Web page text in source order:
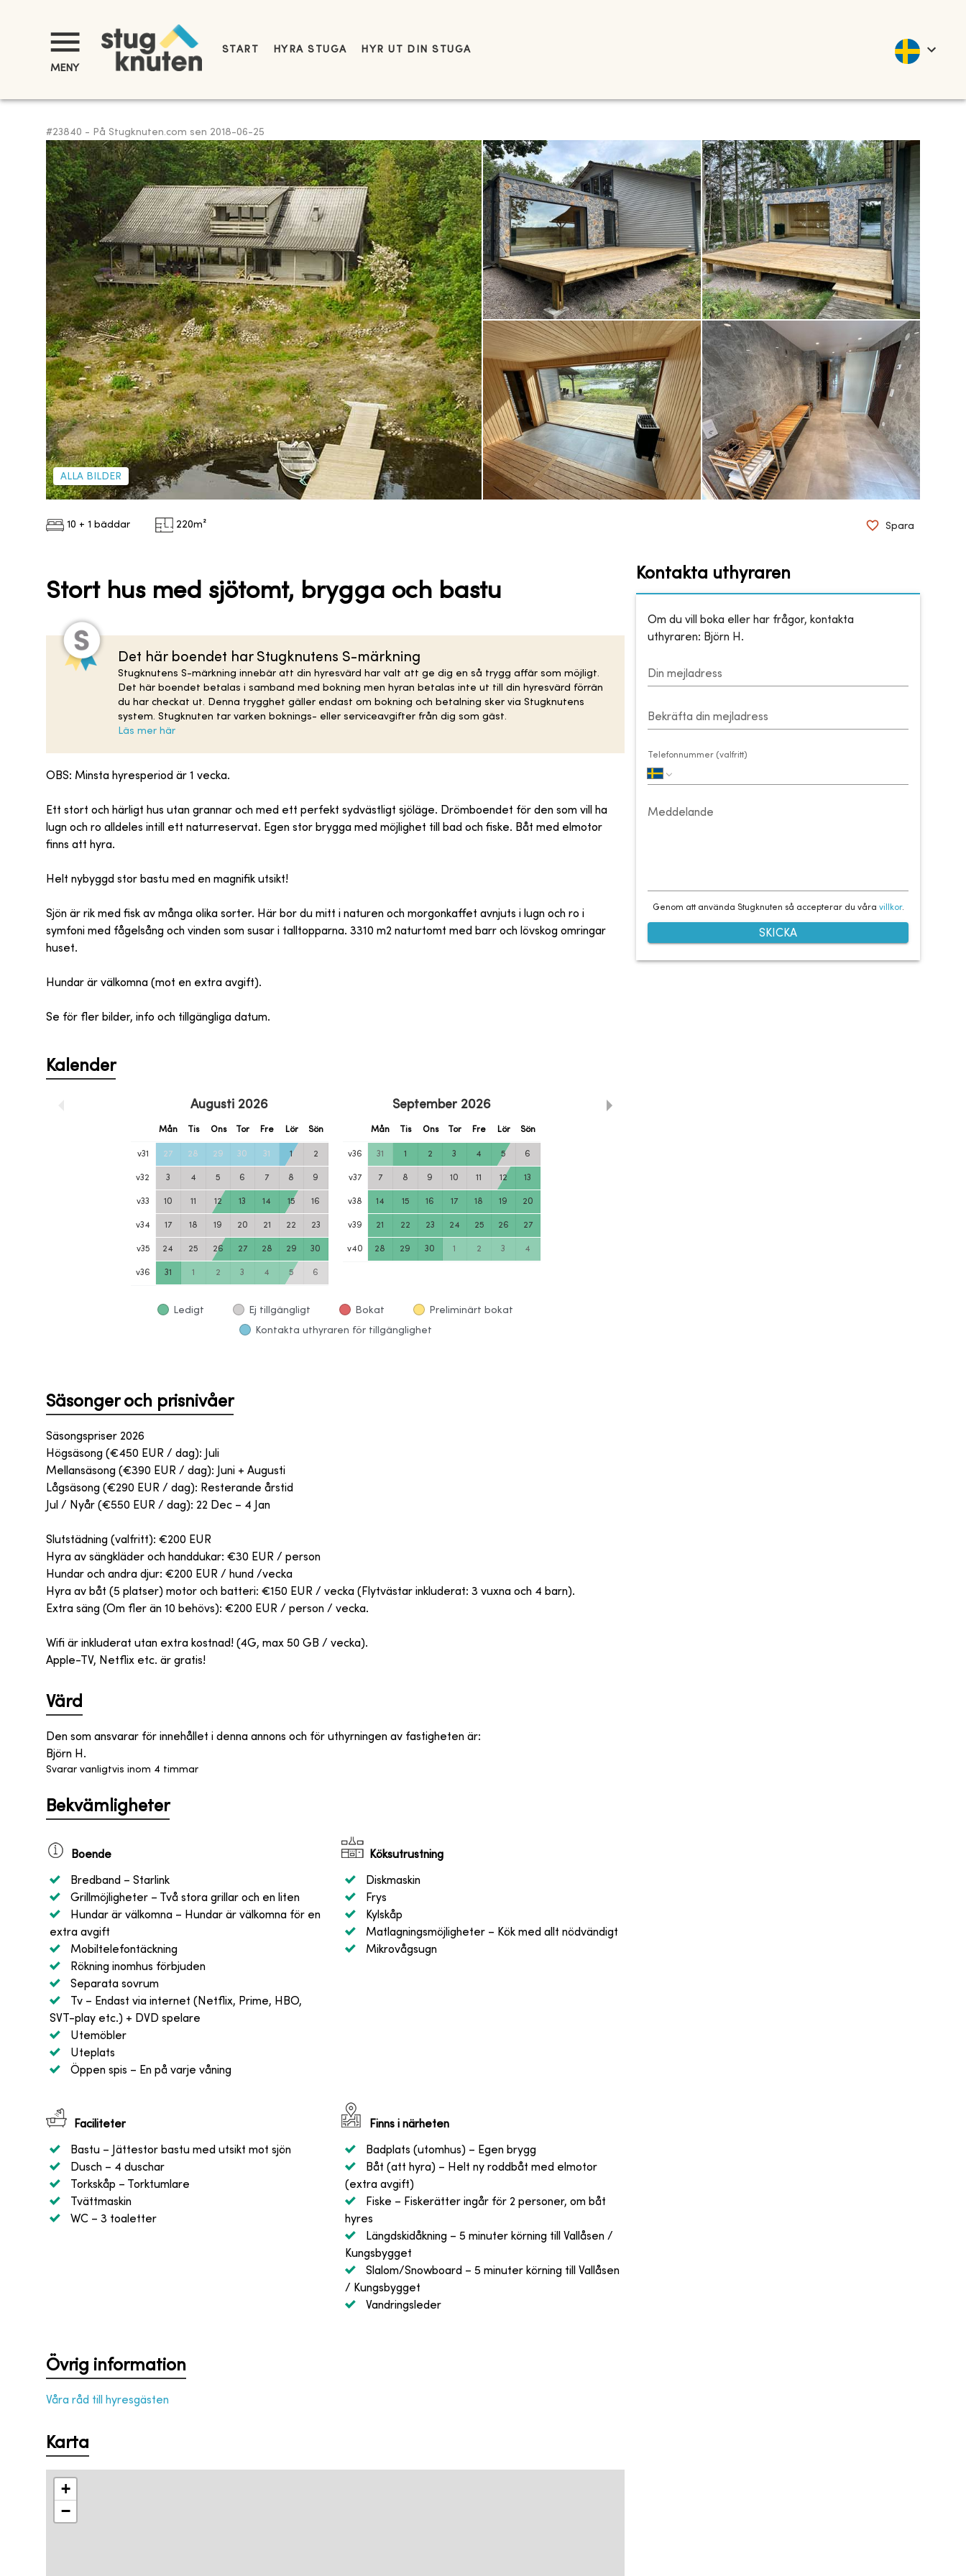
MENY
START HYRA STUGA HYR UT DIN STUGA
#23840 - På Stugknuten.com sen 2018-06-25
ALLA BILDER
10 + 1 bäddar 220m² Spara
Stort hus med sjötomt, brygga och bastu
Det här boendet har Stugknutens S-märkning
Stugknutens S-märkning innebär att din hyresvärd har valt att ge dig en så trygg affär som möjligt.
Det här boendet betalas i samband med bokning men hyran betalas inte ut till din hyresvärd förrän
du har checkat ut. Denna trygghet gäller endast om bokning och betalning sker via Stugknutens
system. Stugknuten tar varken boknings- eller serviceavgifter från dig som gäst.
Läs mer här
OBS: Minsta hyresperiod är 1 vecka.
Ett stort och härligt hus utan grannar och med ett perfekt sydvästligt sjöläge. Drömboendet för den som vill ha
lugn och ro alldeles intill ett naturreservat. Egen stor brygga med möjlighet till bad och fiske. Båt med elmotor
finns att hyra.
Helt nybyggd stor bastu med en magnifik utsikt!
Sjön är rik med fisk av många olika sorter. Här bor du mitt i naturen och morgonkaffet avnjuts i lugn och ro i
symfoni med fågelsång och vinden som susar i talltopparna. 3310 m2 naturtomt med barr och lövskog omringar
huset.
Hundar är välkomna (mot en extra avgift).
Se för fler bilder, info och tillgängliga datum.
Kalender
Augusti 2026
Mån Tis Ons Tor Fre Lör Sön
v31 27 28 29 30 31 1 2
v32 3 4 5 6 7 8 9
v33 10 11 12 13 14 15 16
v34 17 18 19 20 21 22 23
v35 24 25 26 27 28 29 30
v36 31 1 2 3 4 5 6
September 2026
Mån Tis Ons Tor Fre Lör Sön
v36 31 1 2 3 4 5 6
v37 7 8 9 10 11 12 13
v38 14 15 16 17 18 19 20
v39 21 22 23 24 25 26 27
v40 28 29 30 1 2 3 4
Ledigt Ej tillgängligt Bokat Preliminärt bokat
Kontakta uthyraren för tillgänglighet
Säsonger och prisnivåer
Säsongspriser 2026
Högsäsong (€450 EUR / dag): Juli
Mellansäsong (€390 EUR / dag): Juni + Augusti
Lågsäsong (€290 EUR / dag): Resterande årstid
Jul / Nyår (€550 EUR / dag): 22 Dec – 4 Jan
Slutstädning (valfritt): €200 EUR
Hyra av sängkläder och handdukar: €30 EUR / person
Hundar och andra djur: €200 EUR / hund /vecka
Hyra av båt (5 platser) motor och batteri: €150 EUR / vecka (Flytvästar inkluderat: 3 vuxna och 4 barn).
Extra säng (Om fler än 10 behövs): €200 EUR / person / vecka.
Wifi är inkluderat utan extra kostnad! (4G, max 50 GB / vecka).
Apple-TV, Netflix etc. är gratis!
Värd
Den som ansvarar för innehållet i denna annons och för uthyrningen av fastigheten är:
Björn H.
Svarar vanligtvis inom 4 timmar
Bekvämligheter
Boende
Bredband – Starlink
Grillmöjligheter – Två stora grillar och en liten
Hundar är välkomna – Hundar är välkomna för en
extra avgift
Mobiltelefontäckning
Rökning inomhus förbjuden
Separata sovrum
Tv – Endast via internet (Netflix, Prime, HBO,
SVT-play etc.) + DVD spelare
Utemöbler
Uteplats
Öppen spis – En på varje våning
Köksutrustning
Diskmaskin
Frys
Kylskåp
Matlagningsmöjligheter– Kök med allt nödvändigt
Mikrovågsugn
Faciliteter
Bastu – Jättestor bastu med utsikt mot sjön
Dusch – 4 duschar
Torkskåp – Torktumlare
Tvättmaskin
WC – 3 toaletter
Finns i närheten
Badplats (utomhus)– Egen brygg
Båt (att hyra)– Helt ny roddbåt med elmotor
(extra avgift)
Fiske – Fiskerätter ingår för 2 personer, om båt
hyres
Längdskidåkning– 5 minuter körning till Vallåsen /
Kungsbygget
Slalom/Snowboard – 5 minuter körning till Vallåsen
/ Kungsbygget
Vandringsleder
Övrig information
Våra råd till hyresgästen
Karta
+
−
Kontakta uthyraren
Om du vill boka eller har frågor, kontakta
uthyraren: Björn H.
Din mejladress
Bekräfta din mejladress
Telefonnummer (valfritt)
Meddelande
Genom att använda Stugknuten så accepterar du våra villkor.
SKICKA